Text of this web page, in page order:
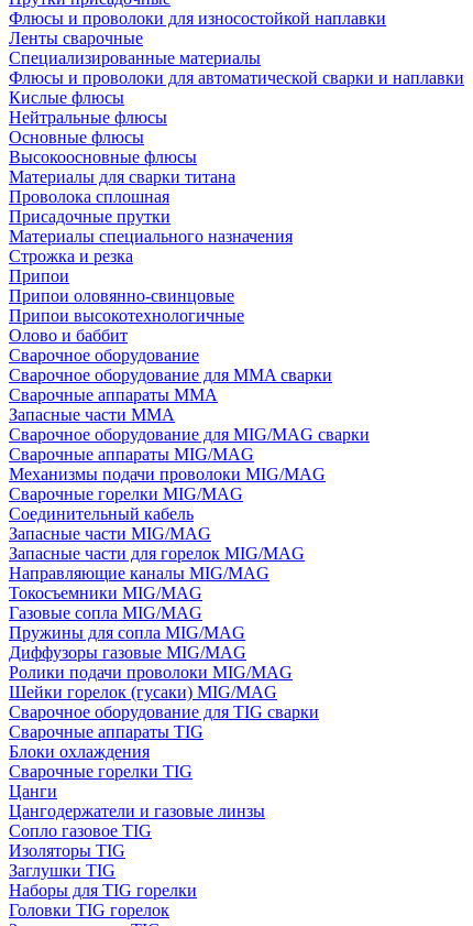
Флюсы и проволоки для износостойкой наплавки
Ленты сварочные
Специализированные материалы
Флюсы и проволоки для автоматической сварки и наплавки
Кислые флюсы
Нейтральные флюсы
Основные флюсы
Высокоосновные флюсы
Материалы для сварки титана
Проволока сплошная
Присадочные прутки
Материалы специального назначения
Строжка и резка
Припои
Припои оловянно-свинцовые
Припои высокотехнологичные
Олово и баббит
Сварочное оборудование
Сварочное оборудование для MMA сварки
Сварочные аппараты MMA
Запасные части MMA
Сварочное оборудование для MIG/MAG сварки
Сварочные аппараты MIG/MAG
Механизмы подачи проволоки MIG/MAG
Сварочные горелки MIG/MAG
Соединительный кабель
Запасные части MIG/MAG
Запасные части для горелок MIG/MAG
Направляющие каналы MIG/MAG
Токосъемники MIG/MAG
Газовые сопла MIG/MAG
Пружины для сопла MIG/MAG
Диффузоры газовые MIG/MAG
Ролики подачи проволоки MIG/MAG
Шейки горелок (гусаки) MIG/MAG
Сварочное оборудование для TIG сварки
Сварочные аппараты TIG
Блоки охлаждения
Сварочные горелки TIG
Цанги
Цангодержатели и газовые линзы
Сопло газовое TIG
Изоляторы TIG
Заглушки TIG
Наборы для TIG горелки
Головки TIG горелок